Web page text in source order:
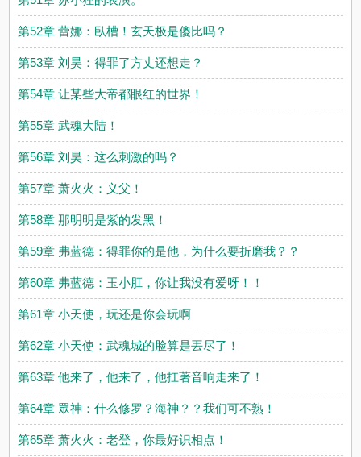
第52章 蕾娜：臥槽！玄天极是傻比吗？
第53章 刘昊：得罪了方丈还想走？
第54章 让某些大帝都眼红的世界！
第55章 武魂大陆！
第56章 刘昊：这么刺激的吗？
第57章 萧火火：义父！
第58章 那明明是紫的发黑！
第59章 弗蓝德：得罪你的是他，为什么要折磨我？？
第60章 弗蓝德：玉小肛，你让我没有爱呀！！
第61章 小天使，玩还是你会玩啊
第62章 小天使：武魂城的脸算是丟尽了！
第63章 他来了，他来了，他扛著音响走来了！
第64章 眾神：什么修罗？海神？？我们可不熟！
第65章 萧火火：老登，你最好识相点！